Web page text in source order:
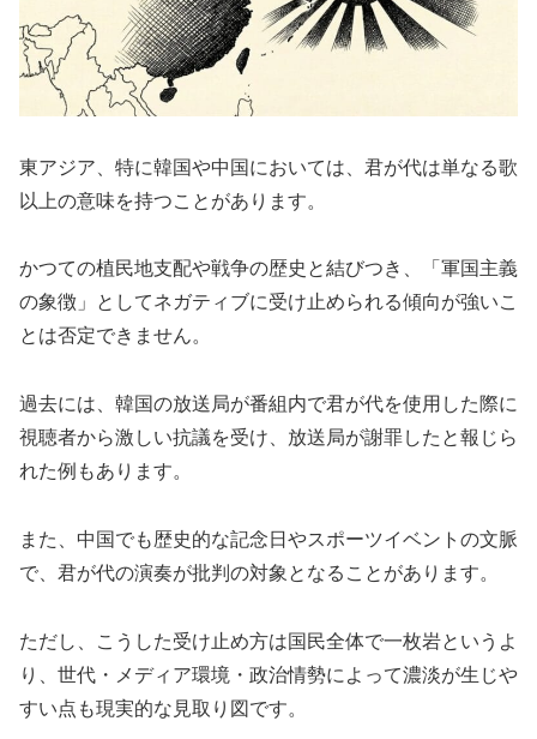
東アジア、特に韓国や中国においては、君が代は単なる歌
以上の意味を持つことがあります。
かつての植民地支配や戦争の歴史と結びつき、「軍国主義
の象徴」としてネガティブに受け止められる傾向が強いこ
とは否定できません。
過去には、韓国の放送局が番組内で君が代を使用した際に
視聴者から激しい抗議を受け、放送局が謝罪したと報じら
れた例もあります。
また、中国でも歴史的な記念日やスポーツイベントの文脈
で、君が代の演奏が批判の対象となることがあります。
ただし、こうした受け止め方は国民全体で一枚岩というよ
り、世代・メディア環境・政治情勢によって濃淡が生じや
すい点も現実的な見取り図です。